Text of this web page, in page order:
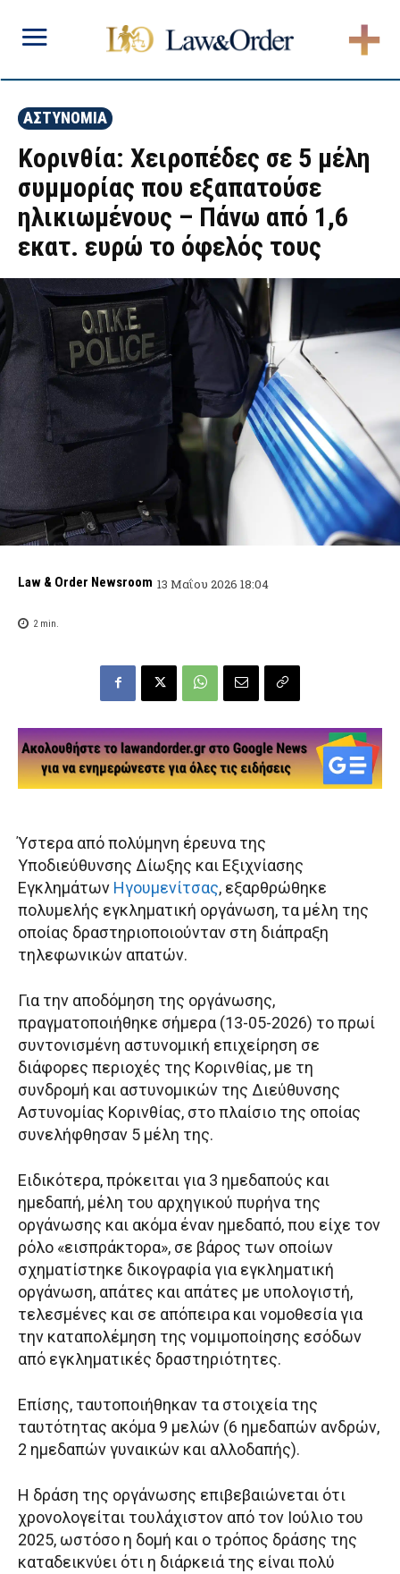
ΑΣΤΥΝΟΜΙΑ
Κορινθία: Χειροπέδες σε 5 μέλη
συμμορίας που εξαπατούσε
ηλικιωμένους – Πάνω από 1,6
εκατ. ευρώ το όφελός τους
Law & Order Newsroom 13 Μαΐου 2026 18:04
2min.
Ύστερα από πολύμηνη έρευνα της
Υποδιεύθυνσης Δίωξης και Εξιχνίασης
Εγκλημάτων Ηγουμενίτσας, εξαρθρώθηκε
πολυμελής εγκληματική οργάνωση, τα μέλη της
οποίας δραστηριοποιούνταν στη διάπραξη
τηλεφωνικών απατών.
Για την αποδόμηση της οργάνωσης,
πραγματοποιήθηκε σήμερα (13-05-2026) το πρωί
συντονισμένη αστυνομική επιχείρηση σε
διάφορες περιοχές της Κορινθίας, με τη
συνδρομή και αστυνομικών της Διεύθυνσης
Αστυνομίας Κορινθίας, στο πλαίσιο της οποίας
συνελήφθησαν 5 μέλη της.
Ειδικότερα, πρόκειται για 3 ημεδαπούς και
ημεδαπή, μέλη του αρχηγικού πυρήνα της
οργάνωσης και ακόμα έναν ημεδαπό, που είχε τον
ρόλο «εισπράκτορα», σε βάρος των οποίων
σχηματίστηκε δικογραφία για εγκληματική
οργάνωση, απάτες και απάτες με υπολογιστή,
τελεσμένες και σε απόπειρα και νομοθεσία για
την καταπολέμηση της νομιμοποίησης εσόδων
από εγκληματικές δραστηριότητες.
Επίσης, ταυτοποιήθηκαν τα στοιχεία της
ταυτότητας ακόμα 9 μελών (6 ημεδαπών ανδρών,
2 ημεδαπών γυναικών και αλλοδαπής).
Η δράση της οργάνωσης επιβεβαιώνεται ότι
χρονολογείται τουλάχιστον από τον Ιούλιο του
2025, ωστόσο η δομή και ο τρόπος δράσης της
καταδεικνύει ότι η διάρκειά της είναι πολύ